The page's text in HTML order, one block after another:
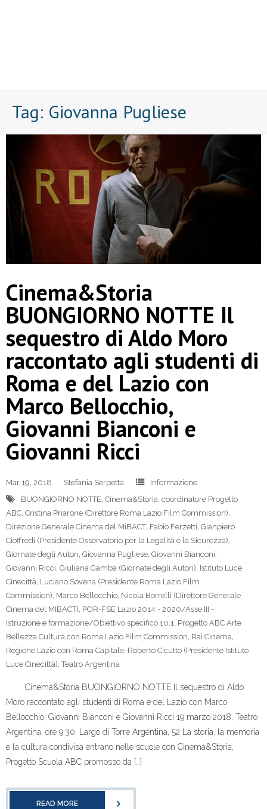
Tag: Giovanna Pugliese
Cinema&Storia
BUONGIORNO NOTTE Il
sequestro di Aldo Moro
raccontato agli studenti di
Roma e del Lazio con
Marco Bellocchio,
Giovanni Bianconi e
Giovanni Ricci
Mar 19, 2018 Stefania Serpetta
Informazione
BUONGIORNO NOTTE Cinema&Storia coordinatore Progetto
ABC Cristina Priarone (Direttore Roma Lazio Film Commission)
Direzione Generale Cinema del MiBACT, Fabio Ferzetti Gianpiero
Cioffredi (Presidente Osservatorio per la Legalità e la Sicurezza)
Giornate degli Autori Giovanna Pugliese Giovanni Bianconi
Giovanni Ricci Giuliana Gamba (Giornate degli Autori) Istituto Luce
Cinecittà Luciano Sovena (Presidente Roma Lazio Film
Commission) Marco Bellocchio Nicola Borrelli (Direttore Generale
Cinema del MIBACT) POR-FSE Lazio 2014 - 2020/Asse III -
Istruzione e formazione/Obiettivo specifico 10.1 Progetto ABC Arte
Bellezza Cultura con Roma Lazio Film Commission Rai Cinema
Regione Lazio con Roma Capitale Roberto Cicutto (Presidente Istituto
Luce Cinecittà) ,Teatro Argentina
Cinema&Storia BUONGIORNO NOTTE Il sequestro di Aldo
Moro raccontato agli studenti di Roma e del Lazio con Marco
Bellocchio, Giovanni Bianconi e Giovanni Ricci 19 marzo 2018, Teatro
Argentina, ore 9.30. Largo di Torre Argentina, 52 La storia, la memoria
e la cultura condivisa entrano nelle scuole con Cinema&Storia,
Progetto Scuola ABC promosso da […]
READ MORE